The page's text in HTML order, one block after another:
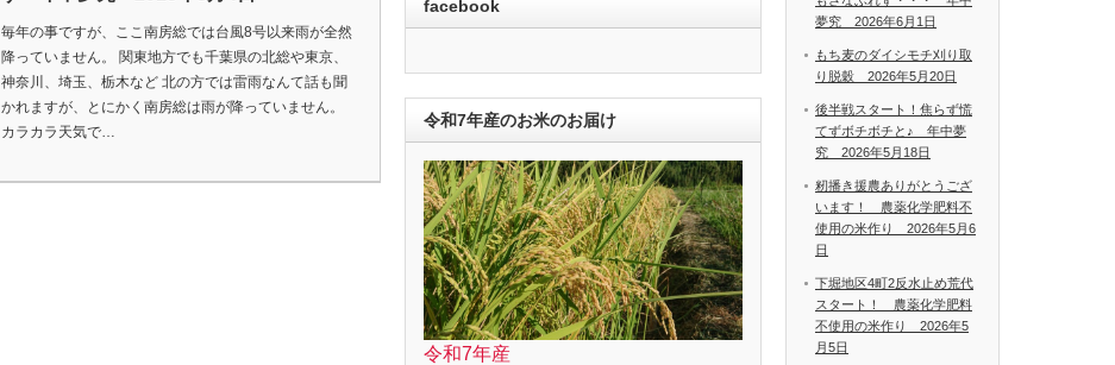
毎年の事ですが、ここ南房総では台風8号以来雨が全然
降っていません。 関東地方でも千葉県の北総や東京、
神奈川、埼玉、栃木など 北の方では雷雨なんて話も聞
かれますが、とにかく南房総は雨が降っていません。
カラカラ天気で…
facebook
令和7年産のお米のお届け
令和7年産
夢究 2026年6月1日
もち麦のダイシモチ刈り取
り脱穀 2026年5月20日
後半戦スタート！焦らず慌
てずボチボチと♪ 年中夢
究 2026年5月18日
籾播き援農ありがとうござ
います！ 農薬化学肥料不
使用の米作り 2026年5月6
日
下堀地区4町2反水止め荒代
スタート！ 農薬化学肥料
不使用の米作り 2026年5
月5日